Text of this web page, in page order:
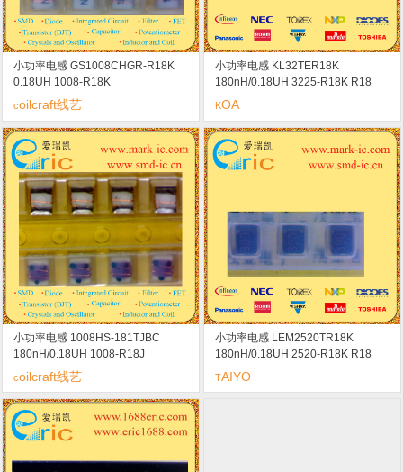
小功率电感 GS1008CHGR-R18K
0.18UH 1008-R18K
coilcraft线艺
小功率电感 KL32TER18K
180nH/0.18UH 3225-R18K R18
KOA
小功率电感 1008HS-181TJBC
180nH/0.18UH 1008-R18J
coilcraft线艺
小功率电感 LEM2520TR18K
180nH/0.18UH 2520-R18K R18
TAIYO